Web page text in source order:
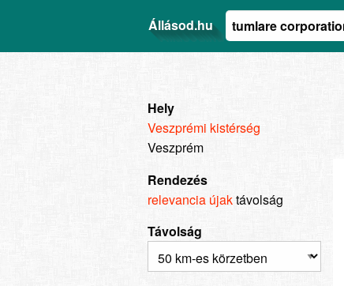
Állásod.hu
Hely
Veszprémi kistérség
Veszprém
Rendezés
relevancia újaktávolság
Távolság